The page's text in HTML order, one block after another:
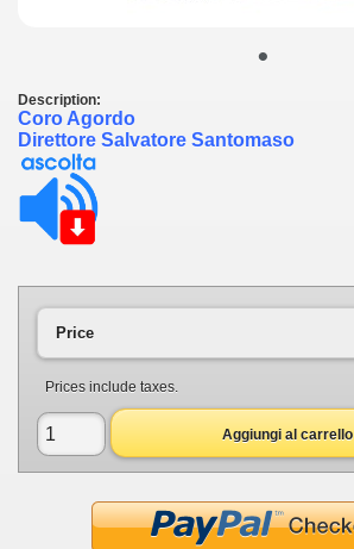
•
Description:
Coro Agordo
Direttore Salvatore Santomaso
Price
Prices include taxes.
Aggiungi al carrello